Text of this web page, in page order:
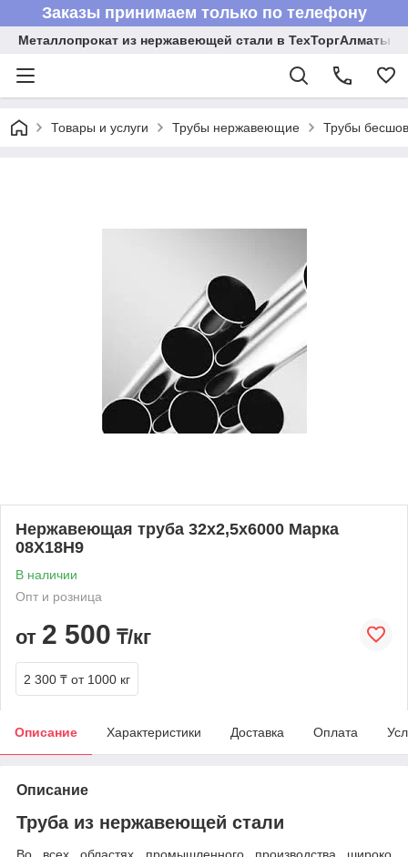
Заказы принимаем только по телефону
Металлопрокат из нержавеющей стали в ТехТоргАлматы
Товары и услуги Трубы нержавеющие Трубы
Нержавеющая труба 32х2,5х6000 Марка
08Х18Н9
В наличии
Опт и розница
от 2 500 ₸/кг
2 300 ₸ от 1000 кг
Описание Характеристики Доставка Оплата
Описание
Труба из нержавеющей стали